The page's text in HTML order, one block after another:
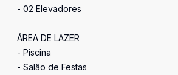
- 02 Elevadores
ÁREA DE LAZER
- Piscina
- Salão de Festas